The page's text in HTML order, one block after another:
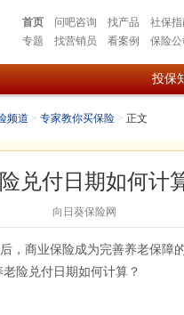
首页 问吧咨询 找产品
社保
专题
找营销员 看案例 保险公
投保
频道 > 专家教你买保险 > 正文
兑付日期如何计
向日葵保险网
，商业保险成为完善养老保障
险兑付日期如何计算？